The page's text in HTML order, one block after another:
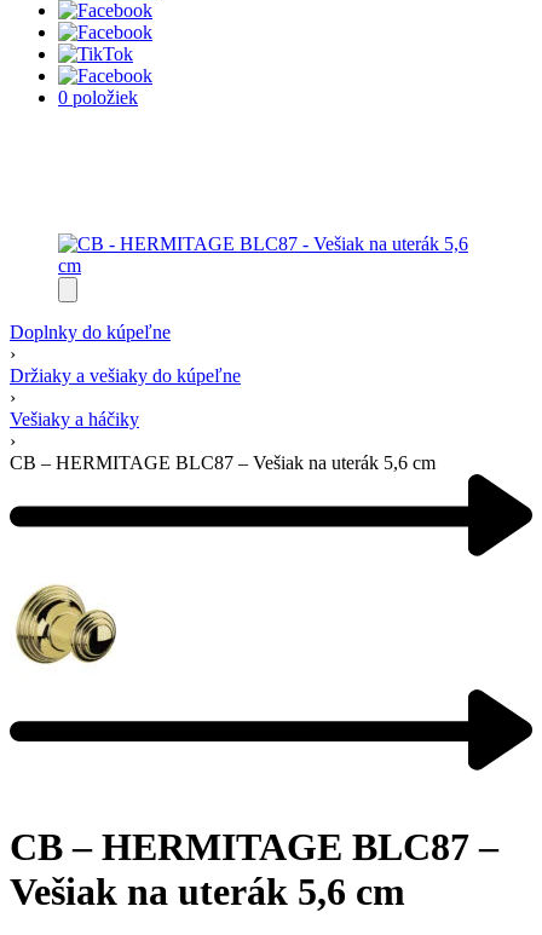
0 položiek
Doplnky do kúpeľne
›
Držiaky a vešiaky do kúpeľne
›
Vešiaky a háčiky
›
CB – HERMITAGE BLC87 – Vešiak na uterák 5,6 cm
CB – HERMITAGE BLC87 –
Vešiak na uterák 5,6 cm